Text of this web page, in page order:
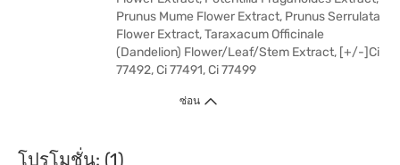
Prunus Mume Flower Extract, Prunus Serrulata
Flower Extract, Taraxacum Officinale
(Dandelion) Flower/Leaf/Stem Extract, [+/-]Ci
77492, Ci 77491, Ci 77499
ซ่อน
โปรโมชั่น: (1)